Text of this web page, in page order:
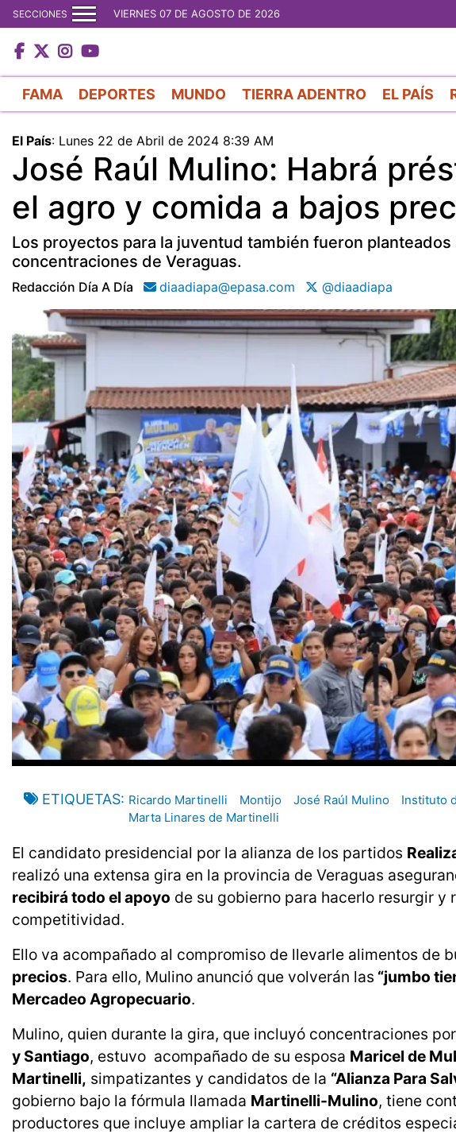
SECCIONES VIERNES 07 DE AGOSTO DE 2026
FAMA DEPORTES MUNDO TIERRA ADENTRO EL PAÍS
El País: Lunes 22 de Abril de 2024 8:39 AM
José Raúl Mulino: Habrá
el agro y comida a bajos
Los proyectos para la juventud también fueron
concentraciones de Veraguas.
Redacción Día A Día diaadiapa@epasa.com @diaadiapa
ETIQUETAS Ricardo Martinelli Montijo José Raúl Mulino
Instituto
Marta Linares de Martinelli
El candidato presidencial por la alianza de los partidos
realizó una extensa gira en la provincia de Veraguas
recibirá todo el apoyo de su gobierno para hacerlo resurgir
competitividad.
Ello va acompañado al compromiso de llevarle alimentos de
precios. Para ello, Mulino anunció que volverán las “jumbo
Mercadeo Agropecuario.
Mulino, quien durante la gira, que incluyó concentraciones
y Santiago, estuvo acompañado de su esposa Maricel de
Martinelli, simpatizantes y candidatos de la “Alianza Para
gobierno bajo la fórmula llamada Martinelli-Mulino, tiene
productores que incluye ampliar la cartera de créditos